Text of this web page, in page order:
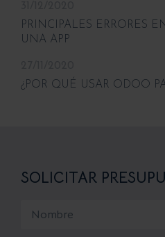
PRINCIPALES ERRORES
UNA APP
¿POR QUÉ USAR ODOO
SOLICITAR